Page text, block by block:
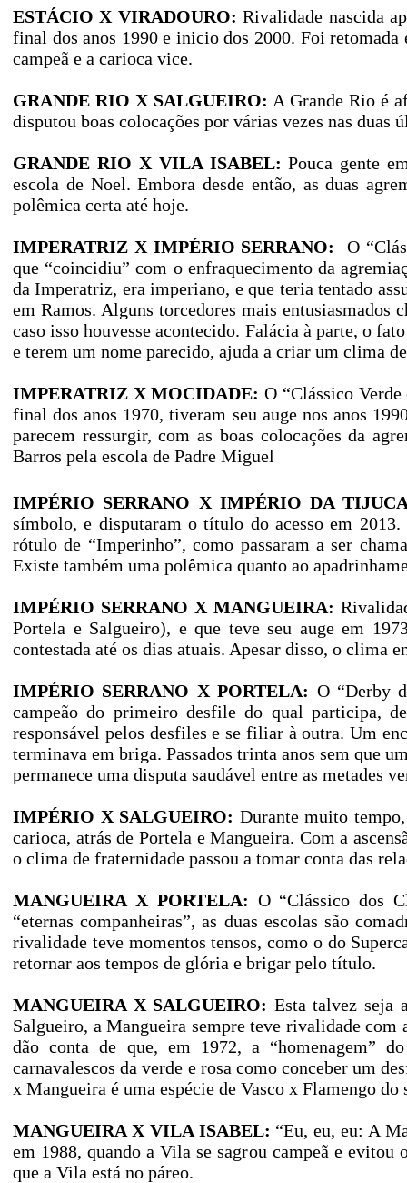
ESTÁCIO X VIRADOURO:Rivalidade nascida
final dos anos 1990 e inicio dos 2000. Foi retomada
campeã e a carioca vice.
GRANDE RIO X SALGUEIRO: A Grande Rio é
disputou boas colocações por várias vezes nas duas
GRANDE RIO X VILA ISABEL: Pouca gente
escola de Noel. Embora desde então, as duas
polêmica certa até hoje.
IMPERATRIZ X IMPÉRIO SERRANO:
O
que “coincidiu” com o enfraquecimento da
da Imperatriz, era imperiano, e que teria tentado
em Ramos. Alguns torcedores mais
caso isso houvesse acontecido. Falácia à parte, o
e terem um nome parecido, ajuda a criar um clima
IMPERATRIZ X MOCIDADE: O “Clássico
final dos anos 1970, tiveram seu auge nos anos
parecem ressurgir, com as boas colocações da
Barros pela escola de Padre Miguel
IMPÉRIO SERRANO X IMPÉRIO DA
símbolo, e disputaram o título do acesso em
rótulo de “Imperinho”, como passaram a ser
Existe também uma polêmica quanto ao
IMPÉRIO SERRANO X MANGUEIRA:
Portela e Salgueiro), e que teve seu auge em
contestada até os dias atuais. Apesar disso, o clima
IMPÉRIO SERRANO X PORTELA: O “Derby
campeão do primeiro desfile do qual participa,
responsável pelos desfiles e se filiar à outra. Um
terminava em briga. Passados trinta anos sem que
permanece uma disputa saudável entre as metades
IMPÉRIO X SALGUEIRO: Durante muito
carioca, atrás de Portela e Mangueira. Com a
o clima de fraternidade passou a tomar conta das
MANGUEIRA X PORTELA: O “Clássico dos
“eternas companheiras”, as duas escolas são
rivalidade teve momentos tensos, como o do
retornar aos tempos de glória e brigar pelo título.
MANGUEIRA X SALGUEIRO: Esta talvez seja
Salgueiro, a Mangueira sempre teve rivalidade com
dão conta de que, em 1972, a “homenagem”
carnavalescos da verde e rosa como conceber um
x Mangueira é uma espécie de Vasco x Flamengo
MANGUEIRA X VILA ISABEL: “Eu, eu, eu: A
em 1988, quando a Vila se sagrou campeã e evitou
que a Vila está no páreo.